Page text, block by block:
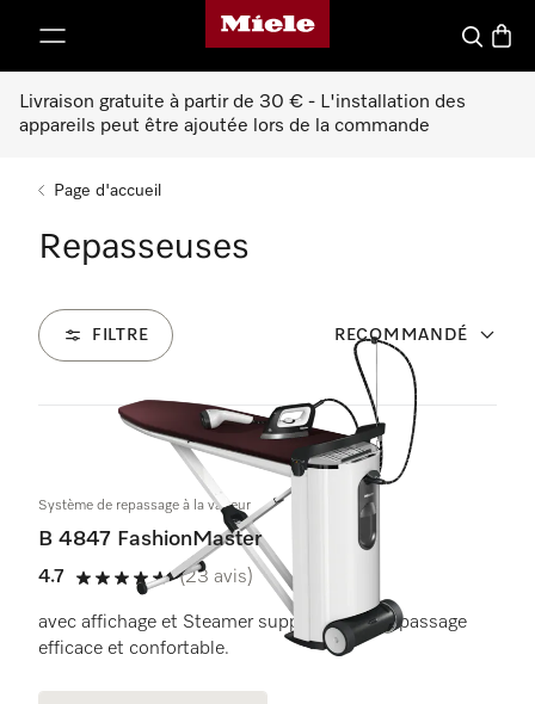
Page d'accueil de Miele
Search
Livraison gratuite à partir de 30 € - L'installation des
appareils peut être ajoutée lors de la commande
Page d'accueil
Repasseuses
FILTRE RECOMMANDÉ
2 Produits
Système de repassage à la vapeur
B 4847 FashionMaster
4.7
4.7 étoiles de 5
(23 avis)
avec affichage et Steamer suppl. pour un repassage
efficace et confortable.